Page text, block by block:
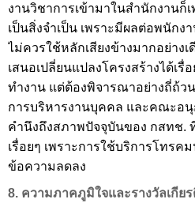
งานวิชาการเข้ามาในสำนักงานก็
เป็นสิ่งจำเป็น เพราะมีผลต่อพนักง
ไม่ควรใช้หลักเสียงข้างมากอย่าง
เสนอเปลี่ยนแปลงโครงสร้างได้เ
ทำงาน แต่ต้องพิจารณาอย่างถี่ถ้
การบริหารงานบุคคล และคณะอ
คำนึงถึงสภาพปัจจุบันของ กสทช.
เรื่อยๆ เพราะการใช้บริการโทรค
ข้อความลดลง
8. ความภาคภูมิใจและรางวัลเกีย